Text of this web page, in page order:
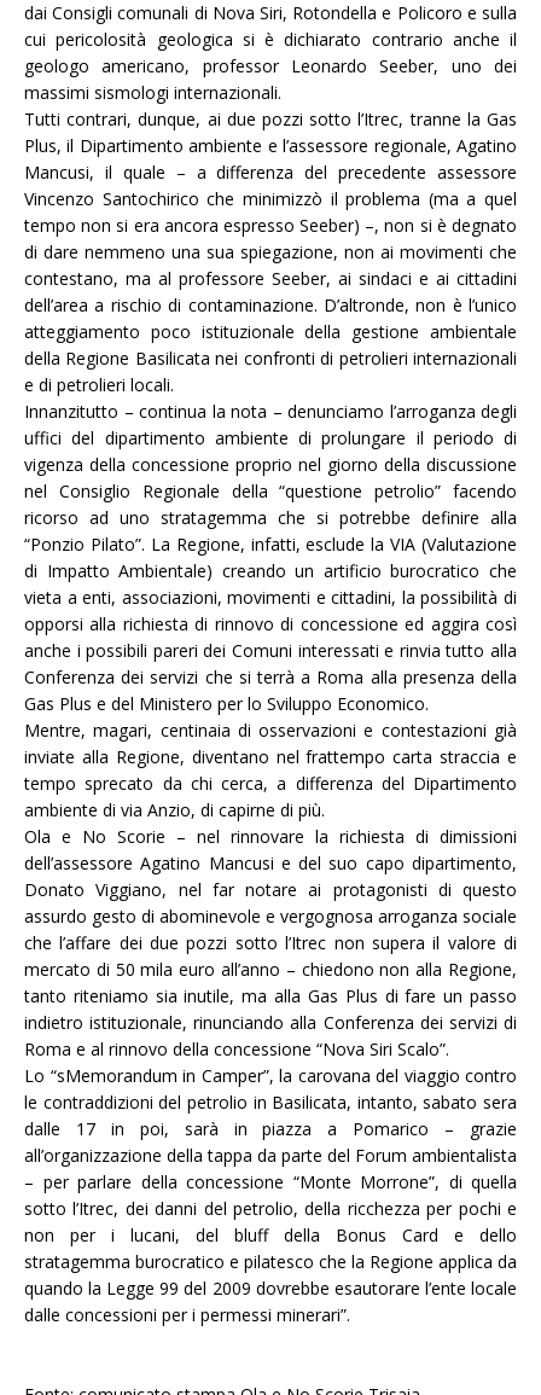
dai Consigli comunali di Nova Siri, Rotondella e Policoro e sulla
cui pericolosità geologica si è dichiarato contrario anche il
geologo americano, professor Leonardo Seeber, uno dei
massimi sismologi internazionali.
Tutti contrari, dunque, ai due pozzi sotto l’Itrec, tranne la Gas
Plus, il Dipartimento ambiente e l’assessore regionale, Agatino
Mancusi, il quale – a differenza del precedente assessore
Vincenzo Santochirico che minimizzò il problema (ma a quel
tempo non si era ancora espresso Seeber) –, non si è degnato
di dare nemmeno una sua spiegazione, non ai movimenti che
contestano, ma al professore Seeber, ai sindaci e ai cittadini
dell’area a rischio di contaminazione. D’altronde, non è l’unico
atteggiamento poco istituzionale della gestione ambientale
della Regione Basilicata nei confronti di petrolieri internazionali
e di petrolieri locali.
Innanzitutto – continua la nota – denunciamo l’arroganza degli
uffici del dipartimento ambiente di prolungare il periodo di
vigenza della concessione proprio nel giorno della discussione
nel Consiglio Regionale della “questione petrolio” facendo
ricorso ad uno stratagemma che si potrebbe definire alla
“Ponzio Pilato”. La Regione, infatti, esclude la VIA (Valutazione
di Impatto Ambientale) creando un artificio burocratico che
vieta a enti, associazioni, movimenti e cittadini, la possibilità di
opporsi alla richiesta di rinnovo di concessione ed aggira così
anche i possibili pareri dei Comuni interessati e rinvia tutto alla
Conferenza dei servizi che si terrà a Roma alla presenza della
Gas Plus e del Ministero per lo Sviluppo Economico.
Mentre, magari, centinaia di osservazioni e contestazioni già
inviate alla Regione, diventano nel frattempo carta straccia e
tempo sprecato da chi cerca, a differenza del Dipartimento
ambiente di via Anzio, di capirne di più.
Ola e No Scorie – nel rinnovare la richiesta di dimissioni
dell’assessore Agatino Mancusi e del suo capo dipartimento,
Donato Viggiano, nel far notare ai protagonisti di questo
assurdo gesto di abominevole e vergognosa arroganza sociale
che l’affare dei due pozzi sotto l’Itrec non supera il valore di
mercato di 50 mila euro all’anno – chiedono non alla Regione,
tanto riteniamo sia inutile, ma alla Gas Plus di fare un passo
indietro istituzionale, rinunciando alla Conferenza dei servizi di
Roma e al rinnovo della concessione “Nova Siri Scalo”.
Lo “sMemorandum in Camper”, la carovana del viaggio contro
le contraddizioni del petrolio in Basilicata, intanto, sabato sera
dalle 17 in poi, sarà in piazza a Pomarico – grazie
all’organizzazione della tappa da parte del Forum ambientalista
– per parlare della concessione “Monte Morrone”, di quella
sotto l’Itrec, dei danni del petrolio, della ricchezza per pochi e
non per i lucani, del bluff della Bonus Card e dello
stratagemma burocratico e pilatesco che la Regione applica da
quando la Legge 99 del 2009 dovrebbe esautorare l’ente locale
dalle concessioni per i permessi minerari”.